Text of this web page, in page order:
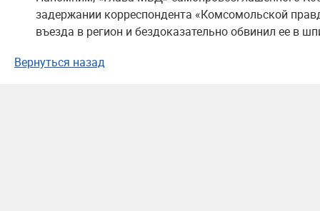
задержании корреспондента «Комсомольской
въезда в регион и бездоказательно обвинил ее в
Вернуться назад